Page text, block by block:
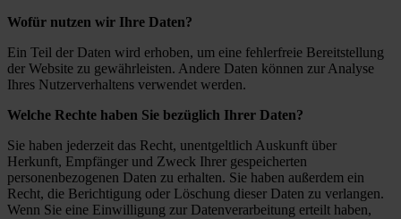
Wofür nutzen wir Ihre Daten?
Ein Teil der Daten wird erhoben, um eine fehlerfreie Bereitstellung
der Website zu gewährleisten. Andere Daten können zur Analyse
Ihres Nutzerverhaltens verwendet werden.
Welche Rechte haben Sie bezüglich Ihrer Daten?
Sie haben jederzeit das Recht, unentgeltlich Auskunft über
Herkunft, Empfänger und Zweck Ihrer gespeicherten
personenbezogenen Daten zu erhalten. Sie haben außerdem ein
Recht, die Berichtigung oder Löschung dieser Daten zu verlangen.
Wenn Sie eine Einwilligung zur Datenverarbeitung erteilt haben,